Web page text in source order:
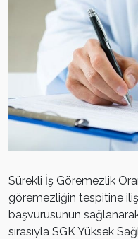
Sürekli İş Göremezlik
göremezliğin tespitine
başvurusunun
sırasıyla SGK Yüksek